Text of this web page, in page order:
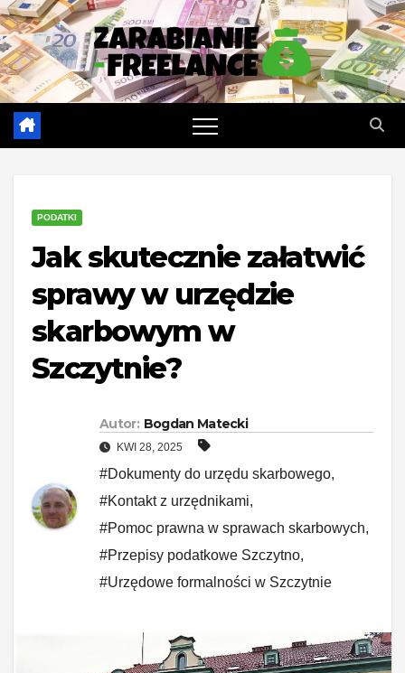
Skip
to
content
PODATKI
Jak skutecznie załatwić
sprawy w urzędzie
skarbowym w
Szczytnie?
Autor: Bogdan Matecki
KWI 28, 2025
#Dokumenty do urzędu skarbowego,
#Kontakt z urzędnikami,
#Pomoc prawna w sprawach skarbowych,
#Przepisy podatkowe Szczytno,
#Urzędowe formalności w Szczytnie